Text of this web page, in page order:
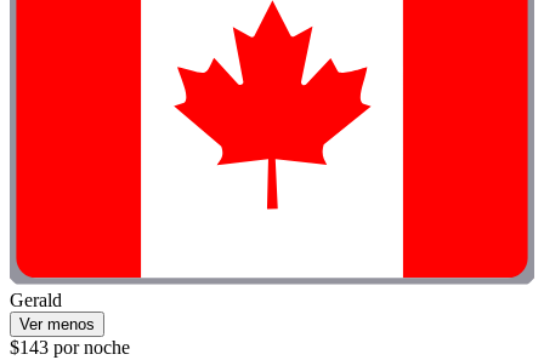
Gerald
Ver menos
$143 por noche